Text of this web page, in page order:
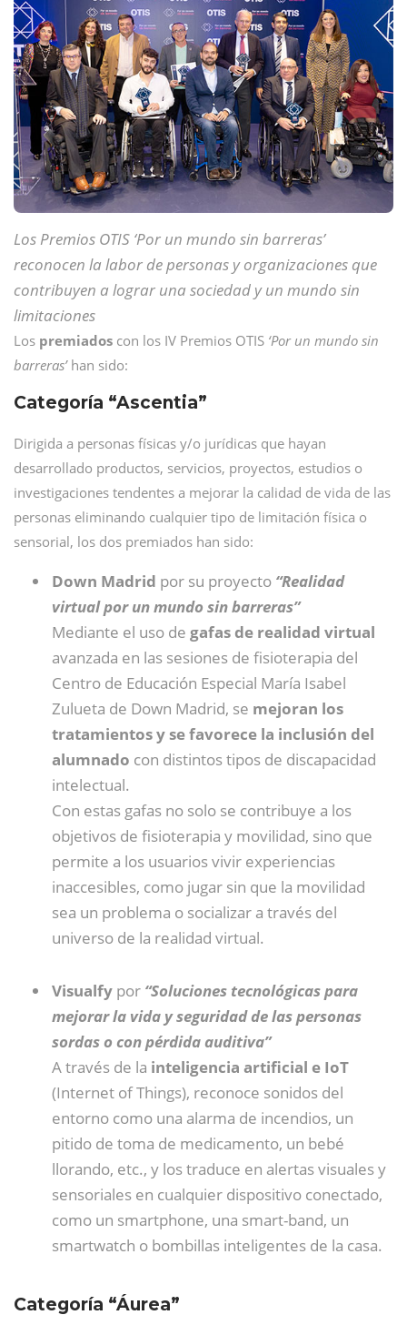
Los Premios OTIS ‘Por un mundo sin barreras’
reconocen la labor de personas y organizaciones que
contribuyen a lograr una sociedad y un mundo sin
limitaciones
Los premiados con los IV Premios OTIS ‘Por un mundo sin
barreras’ han sido:
Categoría “Ascentia”
Dirigida a personas físicas y/o jurídicas que hayan
desarrollado productos, servicios, proyectos, estudios o
investigaciones tendentes a mejorar la calidad de vida de las
personas eliminando cualquier tipo de limitación física o
sensorial, los dos premiados han sido:
Down Madrid por su proyecto “Realidad
virtual por un mundo sin barreras”
Mediante el uso de gafas de realidad virtual
avanzada en las sesiones de fisioterapia del
Centro de Educación Especial María Isabel
Zulueta de Down Madrid, se mejoran los
tratamientos y se favorece la inclusión del
alumnado con distintos tipos de discapacidad
intelectual.
Con estas gafas no solo se contribuye a los
objetivos de fisioterapia y movilidad, sino que
permite a los usuarios vivir experiencias
inaccesibles, como jugar sin que la movilidad
sea un problema o socializar a través del
universo de la realidad virtual.
Visualfy por “Soluciones tecnológicas para
mejorar la vida y seguridad de las personas
sordas o con pérdida auditiva”
A través de la inteligencia artificial e IoT
(Internet of Things), reconoce sonidos del
entorno como una alarma de incendios, un
pitido de toma de medicamento, un bebé
llorando, etc., y los traduce en alertas visuales y
sensoriales en cualquier dispositivo conectado,
como un smartphone, una smart-band, un
smartwatch o bombillas inteligentes de la casa.
Categoría “Áurea”